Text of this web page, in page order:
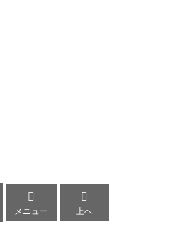

メニュー

上へ